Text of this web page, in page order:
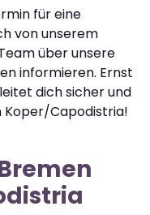
für eine
von unserem
über unsere
informieren. Ernst
dich sicher und
Koper/Capodistria!